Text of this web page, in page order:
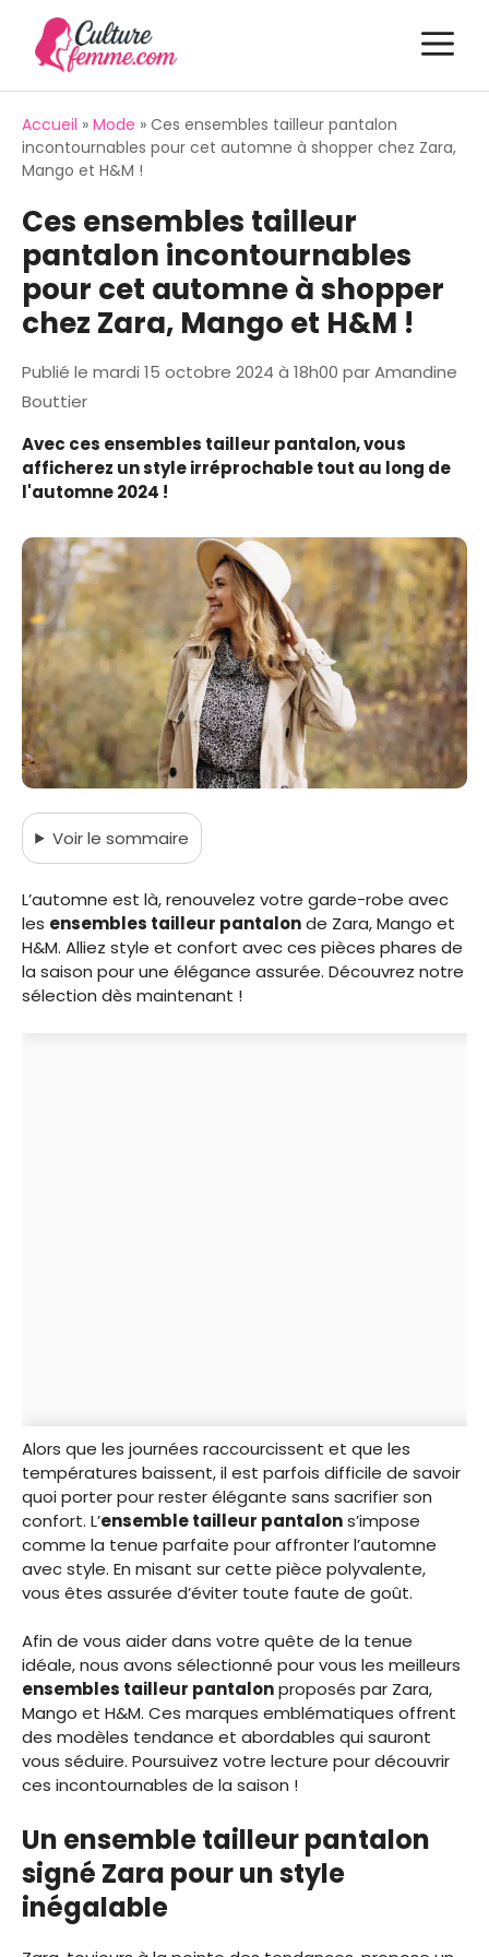
contenu
Accueil » Mode » Ces ensembles tailleur pantalon
incontournables pour cet automne à shopper chez Zara,
Mango et H&M !
Ces ensembles tailleur
pantalon incontournables
pour cet automne à shopper
chez Zara, Mango et H&M !
Publié le mardi 15 octobre 2024 à 18h00 parAmandine
Bouttier
Avec ces ensembles tailleur pantalon, vous
afficherez un style irréprochable tout au long de
l'automne 2024 !
Voirle sommaire
L’automne est là, renouvelez votre garde-robe avec
les ensembles tailleur pantalonde Zara, Mango et
H&M. Alliez style et confort avec ces pièces phares de
la saison pour une élégance assurée. Découvrez notre
sélection dès maintenant !
Alors que les journées raccourcissent et que les
températures baissent, il est parfois difficile de savoir
quoi porter pour rester élégante sans sacrifier son
confort. L’ensemble tailleur pantalons’impose
comme la tenue parfaite pour affronter l’automne
avec style. En misant sur cette pièce polyvalente,
vous êtes assurée d’éviter toute faute de goût.
Afin de vous aider dans votre quête de la tenue
idéale, nous avons sélectionné pour vous les meilleurs
ensembles tailleur pantalonproposés par Zara,
Mango et H&M. Ces marques emblématiques offrent
des modèles tendance et abordables qui sauront
vous séduire. Poursuivez votre lecture pour découvrir
ces incontournables de la saison !
Un ensemble tailleur pantalon
signé Zara pour un style
inégalable